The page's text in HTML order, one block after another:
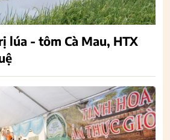
lúa - tôm Cà Mau, HTX